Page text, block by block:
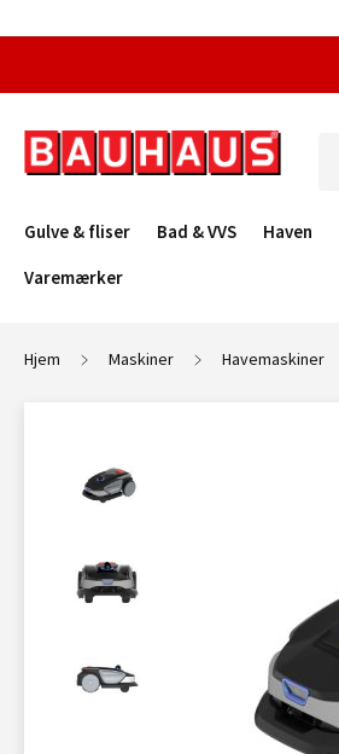
Gulve & fliser Bad & VVS Haven
Varemærker
Hjem Maskiner Havemaskiner